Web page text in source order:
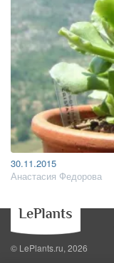
30.11.2015
Анастасия Федорова
© LePlants.ru, 2026